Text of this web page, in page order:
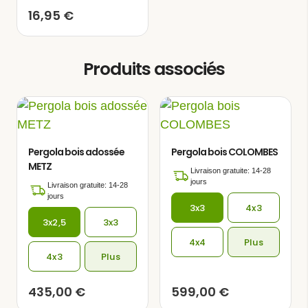
paisible.
Cette tonnelle de jardin est fabriquée en
16,95 €
Produits associés
Pergola bois adossée
METZ
Livraison gratuite: 14-28
jours
3x2,5 3x3
4x3 Plus
435,00 €
Pergola bois COLOMBES
Livraison gratuite: 14-28
jours
3x3 4x3
4x4 Plus
599,00 €